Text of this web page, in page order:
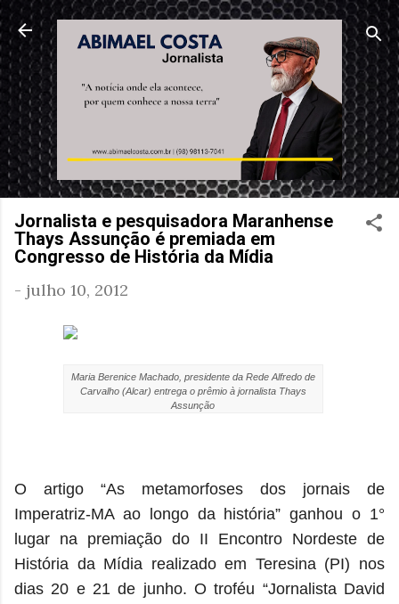
Pular para o conteúdo principal
Jornalista e pesquisadora Maranhense
Thays Assunção é premiada em
Congresso de História da Mídia
- julho 10, 2012
Maria Berenice Machado, presidente da Rede Alfredo de
Carvalho (Alcar) entrega o prêmio à jornalista Thays
Assunção
O artigo “As metamorfoses dos jornais de
Imperatriz-MA ao longo da história” ganhou o 1°
lugar na premiação do II Encontro Nordeste de
História da Mídia realizado em Teresina (PI) nos
dias 20 e 21 de junho. O troféu “Jornalista David